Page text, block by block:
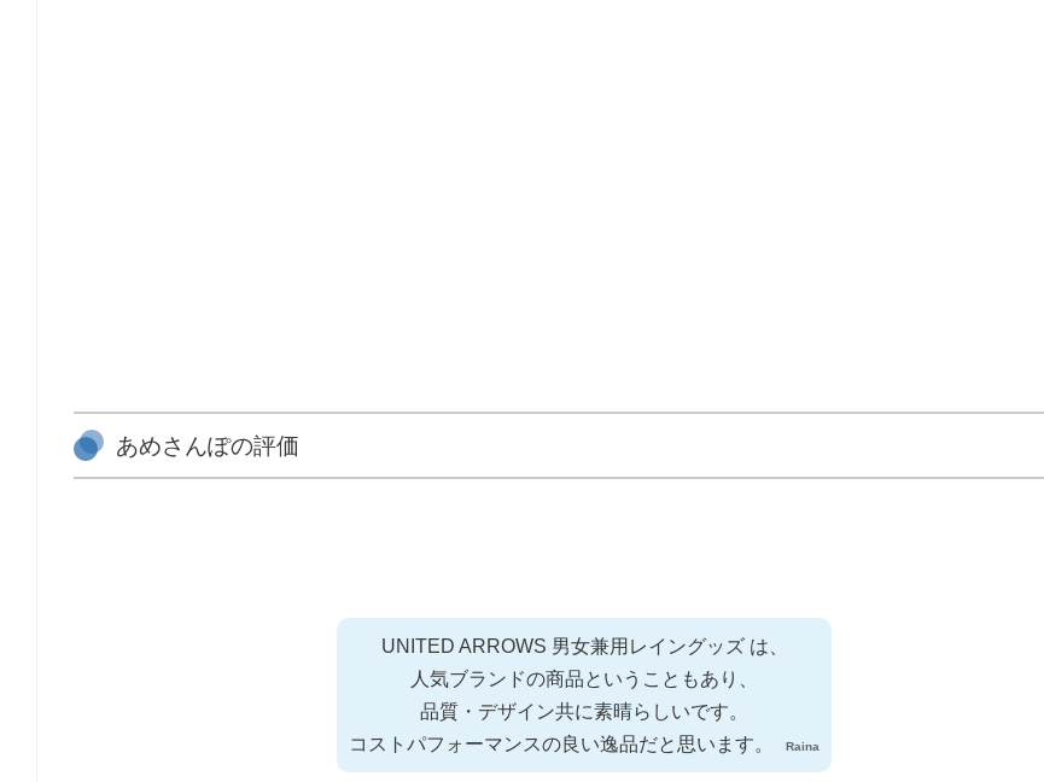
あめさんぽの評価
UNITED ARROWS 男女兼用レイングッズ は、
人気ブランドの商品ということもあり、
品質・デザイン共に素晴らしいです。
コストパフォーマンスの良い逸品だと思います。
Raina